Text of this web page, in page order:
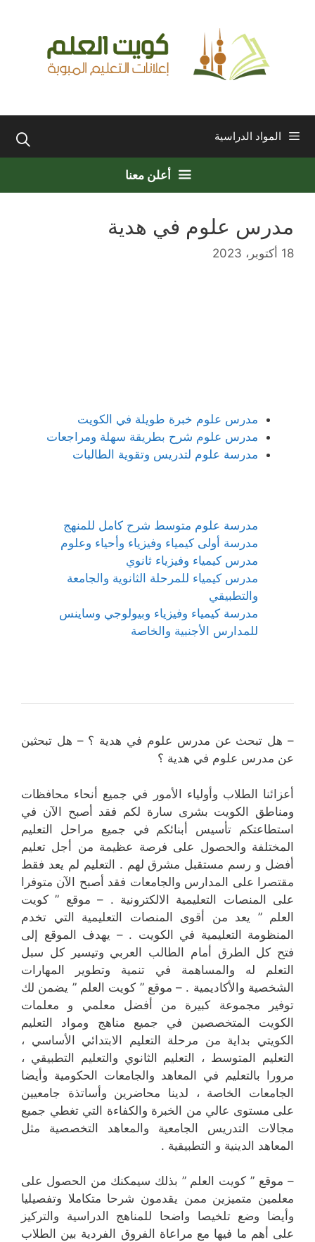
المواد الدراسية
أعلن معنا
مدرس علوم في هدية
18 أكتوبر، 2023
مدرس علوم خبرة طويلة في الكويت
مدرس علوم شرح بطريقة سهلة ومراجعات
مدرسة علوم لتدريس وتقوية الطالبات
مدرسة علوم متوسط شرح كامل للمنهج
مدرسة أولى كيمياء وفيزياء وأحياء وعلوم
مدرس كيمياء وفيزياء ثانوي
مدرس كيمياء للمرحلة الثانوية والجامعة
والتطبيقي
مدرسة كيمياء وفيزياء وبيولوجي وساينس
للمدارس الأجنبية والخاصة
– هل تبحث عن مدرس علوم في هدية ؟ – هل تبحثين
عن مدرس علوم في هدية ؟
أعزائنا الطلاب وأولياء الأمور في جميع أنحاء محافظات
ومناطق الكويت بشرى سارة لكم فقد أصبح الآن في
استطاعتكم تأسيس أبنائكم في جميع مراحل التعليم
المختلفة والحصول على فرصة عظيمة من أجل تعليم
أفضل و رسم مستقبل مشرق لهم . التعليم لم يعد فقط
مقتصرا على المدارس والجامعات فقد أصبح الآن متوفرا
على المنصات التعليمية الالكترونية . – موقع ” كويت
العلم ” يعد من أقوى المنصات التعليمية التي تخدم
المنظومة التعليمية في الكويت . – يهدف الموقع إلى
فتح كل الطرق أمام الطالب العربي وتيسير كل سبل
التعلم له والمساهمة في تنمية وتطوير المهارات
الشخصية والأكاديمية . – موقع ” كويت العلم ” يضمن لك
توفير مجموعة كبيرة من أفضل معلمي و معلمات
الكويت المتخصصين في جميع مناهج ومواد التعليم
الكويتي بداية من مرحلة التعليم الابتدائي الأساسي ،
التعليم المتوسط ، التعليم الثانوي والتعليم التطبيقي ،
مرورا بالتعليم في المعاهد والجامعات الحكومية وأيضا
الجامعات الخاصة ، لدينا محاضرين وأساتذة جامعيين
على مستوى عالي من الخبرة والكفاءة التي تغطي جميع
مجالات التدريس الجامعية والمعاهد التخصصية مثل
المعاهد الدينية و التطبيقية .
– موقع ” كويت العلم ” بذلك سيمكنك من الحصول على
معلمين متميزين ممن يقدمون شرحا متكاملا وتفصيليا
وأيضا وضع تلخيصا واضحا للمناهج الدراسية والتركيز
على أهم ما فيها مع مراعاة الفروق الفردية بين الطلاب